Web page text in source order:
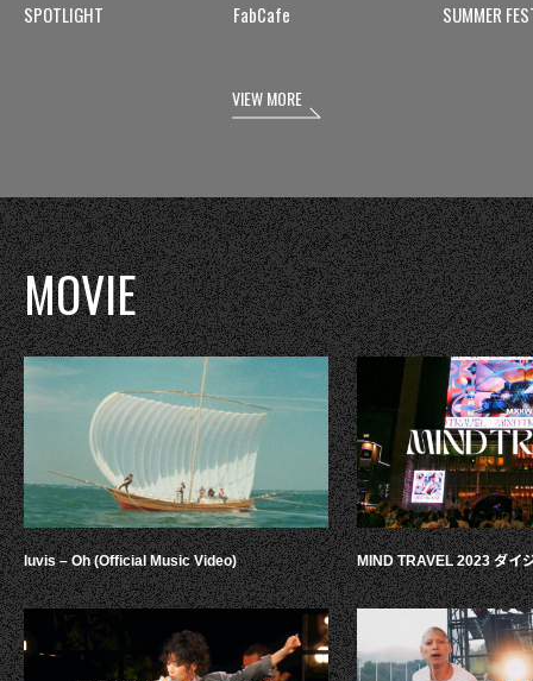
SPOTLIGHT FabCafe SUMMER
VIEW MORE
MOVIE
luvis – Oh (Official Music Video) MIND TRAVEL 2023 ダイ